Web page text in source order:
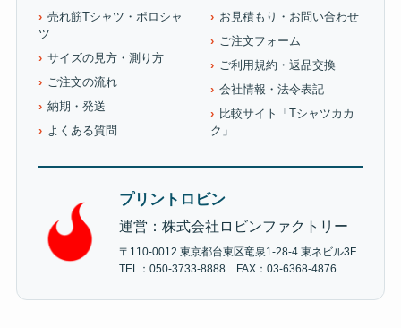
売れ筋Tシャツ・ポロシャ
ツ
サイズの見方・測り方
ご注文の流れ
納期・発送
よくある質問
お見積もり・お問い合わせ
ご注文フォーム
ご利用規約・返品交換
会社情報・法令表記
比較サイト「Tシャツカカ
ク」
プリントロビン
運営：株式会社ロビンファクトリー
〒110-0012 東京都台東区竜泉1-28-4 東ネビル3F
TEL：050-3733-8888 FAX：03-6368-4876